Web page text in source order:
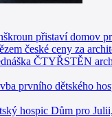
přistaví domov
české ceny za
ČTYŘSTĚN
prvního dětského
hospic Dům pro